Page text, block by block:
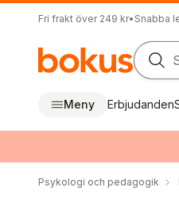
Fri frakt över 249 kr• Snabba
Meny Erbjudanden
Psykologi och pedagogik